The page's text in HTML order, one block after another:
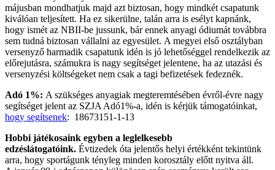
májusban mondhatjuk majd azt biztosan, hogy mindkét csapatunk
kiválóan teljesített. Ha ez sikerülne, talán arra is esélyt kapnánk,
hogy ismét az NBII-be jussunk, bár ennek anyagi ódiumát továbbra
sem tudná biztosan vállalni az egyesület. A megyei első osztályban
versenyző harmadik csapatunk idén is jó lehetőséggel rendelkezik az
előrejutásra, számukra is nagy segítséget jelentene, ha az utazási és
versenyzési költségeket nem csak a tagi befizetések fedeznék.
Adó 1%: A szükséges anyagiak megteremtésében évről-évre nagy
segítséget jelent az SZJA Adó1%-a, idén is kérjük támogatóinkat,
hogy segítsenek: 18673151-1-13
Hobbi játékosaink egyben a leglelkesebb
edzéslátogatóink. Évtizedek óta jelentős helyi értékként tekintünk
arra, hogy sportágunk tényleg minden korosztály előtt nyitva áll.